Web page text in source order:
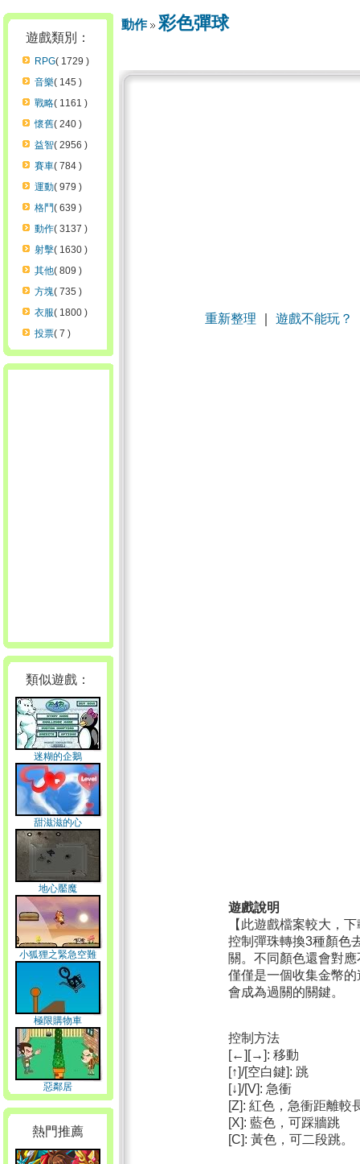
遊戲類別：
RPG( 1729 )
音樂( 145 )
戰略( 1161 )
懷舊( 240 )
益智( 2956 )
賽車( 784 )
運動( 979 )
格鬥( 639 )
動作( 3137 )
射擊( 1630 )
其他( 809 )
方塊( 735 )
衣服( 1800 )
投票( 7 )
類似遊戲：
迷糊的企鵝
甜滋滋的心
地心靨魔
小狐狸之緊急空難
極限購物車
惡鄰居
熱門推薦
動作 彩色彈球
重新整理 遊戲不能玩？
遊戲說明
【此遊戲檔案較大，
控制彈珠轉換3種顏色
關。不同顏色還會對
僅僅是一個收集金幣
會成為過關的關鍵。
控制方法
[←][→]: 移動
[↑]/[空白鍵]: 跳
[↓]/[V]: 急衝
[Z]: 紅色，急衝距離較
[X]: 藍色，可踩牆跳
[C]: 黃色，可二段跳。